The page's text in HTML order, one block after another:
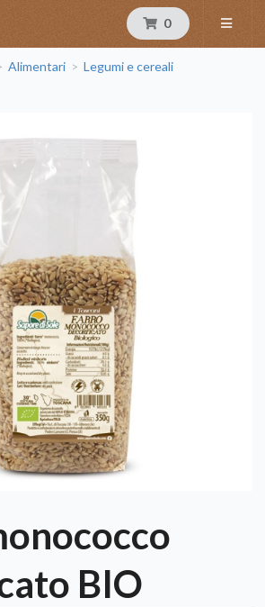
0
Alimentari > Legumi e cereali
BIO